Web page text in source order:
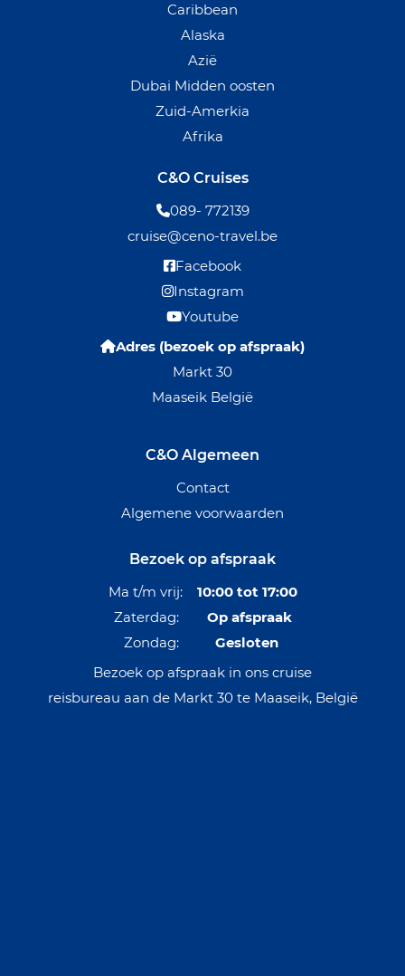
Caribbean
Alaska
Azië
Dubai Midden oosten
Zuid-Amerkia
Afrika
C&O Cruises
089- 772139
cruise@ceno-travel.be
Facebook
Instagram
Youtube
Adres (bezoek op afspraak)
Markt 30
Maaseik België
C&O Algemeen
Contact
Algemene voorwaarden
Bezoek op afspraak
Ma t/m vrij: 10:00 tot 17:00
Zaterdag: Op afspraak
Zondag: Gesloten
Bezoek op afspraak in ons cruise
reisbureau aan de Markt 30 te Maaseik, België